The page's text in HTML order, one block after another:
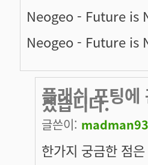
Neogeo - Future is
Neogeo - Future is
플래쉬 포팅에
겠습니다.
글쓴이: madman93
한가지 궁금한 점은